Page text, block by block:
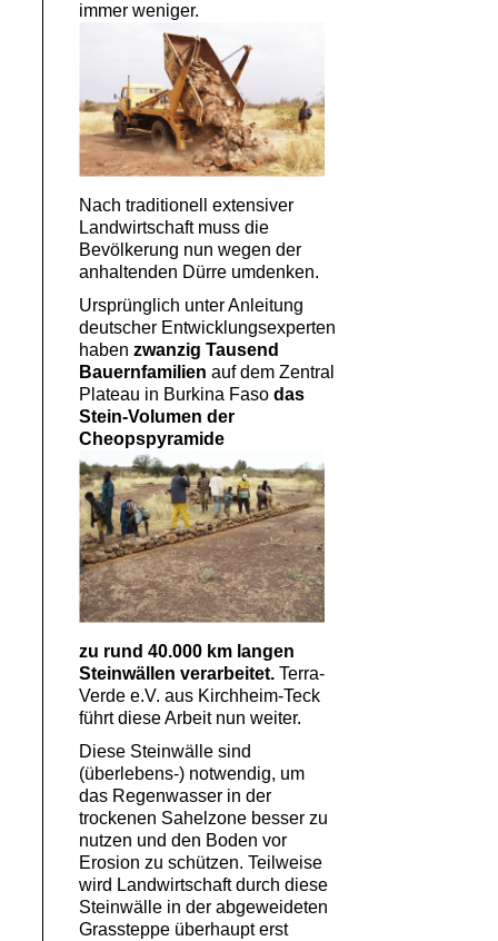
immer weniger.
Nach traditionell extensiver
Landwirtschaft muss die
Bevölkerung nun wegen der
anhaltenden Dürre umdenken.
Ursprünglich unter Anleitung
deutscher Entwicklungsexperten
habenzwanzig Tausend
Bauernfamilienauf dem Zentral
Plateau in Burkina Fasodas
Stein-Volumen der
Cheopspyramide
zu rund 40.000 km langen
Steinwällen verarbeitet. Terra-
Verde e.V. aus Kirchheim-Teck
führt diese Arbeit nun weiter.
Diese Steinwälle sind
(überlebens-) notwendig, um
das Regenwasser in der
trockenen Sahelzone besser zu
nutzen und den Boden vor
Erosion zu schützen. Teilweise
wird Landwirtschaft durch diese
Steinwälle in der abgeweideten
Grassteppe überhaupt erst